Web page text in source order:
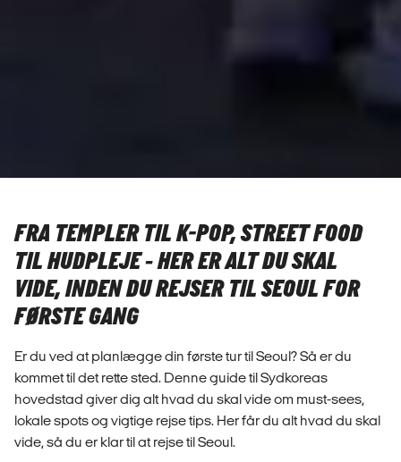
FRA TEMPLER TIL K-POP, STREET FOOD
TIL HUDPLEJE - HER ER ALT DU SKAL
VIDE, INDEN DU REJSER TIL SEOUL FOR
FØRSTE GANG
Er du ved at planlægge din første tur til Seoul? Så er du
kommet til det rette sted. Denne guide til Sydkoreas
hovedstad giver dig alt hvad du skal vide om must-sees,
lokale spots og vigtige rejse tips. Her får du alt hvad du skal
vide, så du er klar til at rejse til Seoul.